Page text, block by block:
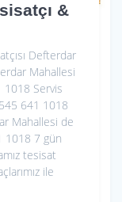
&
Defterdar
Mahallesi
1018 Servis
641 1018
Mahallesi de
1018 7 gün
tesisat
ile